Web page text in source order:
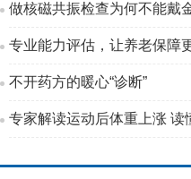
做核磁共振检查为何不能戴
专业能力评估，让养老保障
不开药方的暖心“诊断”
专家解读运动后体重上涨 读